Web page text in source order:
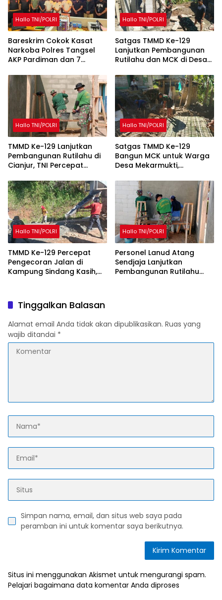
Hallo TNI/POLRI
Bareskrim Cokok Kasat
Narkoba Polres Tangsel
AKP Pardiman dan 7
Hallo TNI/POLRI
Satgas TMMD Ke-129
Lanjutkan Pembangunan
Rutilahu dan MCK di Desa
Hallo TNI/POLRI
TMMD Ke-129 Lanjutkan
Pembangunan Rutilahu di
Cianjur, TNI Percepat
Hunian Warga
Hallo TNI/POLRI
Satgas TMMD Ke-129
Bangun MCK untuk Warga
Desa Mekarmukti,
Layak
Hallo TNI/POLRI
TMMD Ke-129 Percepat
Pengecoran Jalan di
Kampung Sindang Kasih,
Hallo TNI/POLRI
Personel Lanud Atang
Sendjaja Lanjutkan
Pembangunan Rutilahu
Tinggalkan Balasan
Alamat email Anda tidak akan dipublikasikan. Ruas yang
wajib ditandai *
Simpan nama, email, dan situs web saya pada
peramban ini untuk komentar saya berikutnya.
Situs ini menggunakan Akismet untuk mengurangi spam.
Pelajari bagaimana data komentar Anda diproses